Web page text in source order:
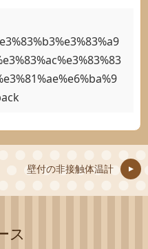
壁付の非接触体温計
ス